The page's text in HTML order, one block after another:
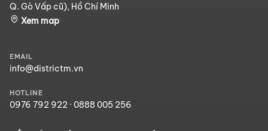
Q. Gò Vấp cũ), Hồ Chí Minh
Xem map
EMAIL
info@districtm.vn
HOTLINE
0976 792 922 · 0888 005 256